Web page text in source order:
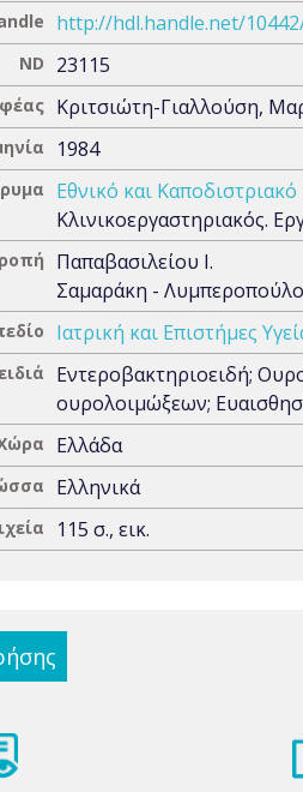
http://hdl.handle.net/
ND 23115
Κριτσιώτη-Γιαλλούση,
1984
Εθνικό και
Κλινικοεργαστηριακός.
Παπαβασιλείου Ι.
Σαμαράκη -
Ιατρική και Επιστήμες
Εντεροβακτηριοειδή;
ουρολοιμώξεων;
Ελλάδα
Ελληνικά
115 σ., εικ.